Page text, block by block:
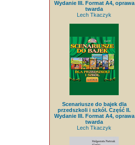
Wydanie III. Format A4, oprawa
twarda
Lech Tkaczyk
Scenariusze do bajek dla
przedszkoli i szkół. Część II.
Wydanie III. Format A4, oprawa
twarda
Lech Tkaczyk